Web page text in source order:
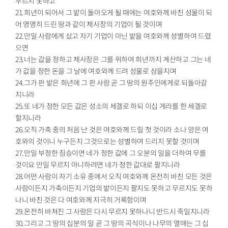
21.희년이 되어서 그 밭이 돌아오게 될 때에는 여호와께 바친 성물이 되
어 영영히 드린 땅과 같이 제사장의 기업이 될 것이며
22.만일 사람에게 샀고 자기 기업이 아닌 밭을 여호와께 성별하여 드렸
으면
23.너는 값을 정하고 제사장은 그를 위하여 희년까지 계산하고 그는 네
가 값을 정한 돈을 그 날에 여호와께 드려 성물로 삼을지며
24.그가 판 밭은 희년에 그 판 사람 곧 그 땅의 원주인에게로 되돌아갈
지니라
25.또 네가 정한 모든 값은 성소의 세겔로 하되 이십 게라를 한 세겔로
할지니라
26.오직 가축 중의 처음 난 것은 여호와께 드릴 첫 것이라 소나 양은 여
호와의 것이니 누구든지 그것으로는 성별하여 드리지 못할 것이며
27.만일 부정한 짐승이면 네가 정한 값에 그 오분의 일을 더하여 무를
것이요 만일 무르지 아니하려면 네가 정한 값대로 팔지니라
28.어떤 사람이 자기 소유 중에서 오직 여호와께 온전히 바친 모든 것은
사람이든지 가축이든지 기업의 밭이든지 팔지도 못하고 무르지도 못하
나니 바친 것은 다 여호와께 지극히 거룩함이며
29.온전히 바쳐진 그 사람은 다시 무르지 못하나니 반드시 죽일지니라
30.그리고 그 땅의 십분의 일 곧 그 땅의 곡식이나 나무의 열매는 그 십